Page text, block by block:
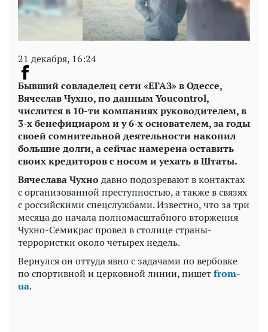
21 декабря, 16:24
Бывший совладелец сети «ЕГАЗ» в Одессе,
Вячеслав Чухно, по данным Youcontrol,
числится в 10-ти компаниях руководителем, в
3-х бенефициаром и у 6-х основателем, за годы
своей сомнительной деятельности накопил
большие долги, а сейчас намерена оставить
своих кредиторов с носом и уехать в Штаты.
Вячеслава Чухно давно подозревают в контактах
с организованной преступностью, а также в связях
с российскими спецслужбами. Известно, что за три
месяца до начала полномасштабного вторжения
Чухно-Семикрас провел в столице страны-
террористки около четырех недель.
Вернулся он оттуда явно с задачами по вербовке
по спортивной и церковной линии, пишетfrom-
ua.